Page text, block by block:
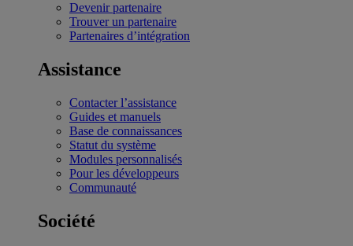
Devenir partenaire
Trouver un partenaire
Partenaires d’intégration
Assistance
Contacter l’assistance
Guides et manuels
Base de connaissances
Statut du système
Modules personnalisés
Pour les développeurs
Communauté
Société